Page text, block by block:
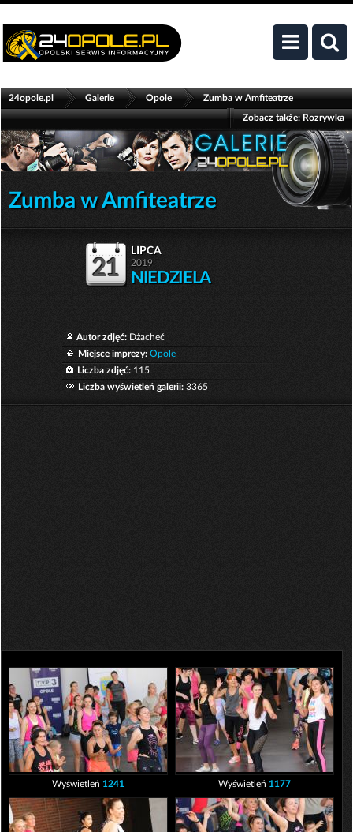
24opole.pl Galerie Opole Zumba w Amfiteatrze
Zobacz także:Rozrywka
Zumba w Amfiteatrze
21
lipca
2019
NIEDZIELA
Autor zdjęć: Dżacheć
Miejsce imprezy: Opole
Liczba zdjęć: 115
Liczba wyświetleń galerii: 3365
Wyświetleń 1241 Wyświetleń 1177